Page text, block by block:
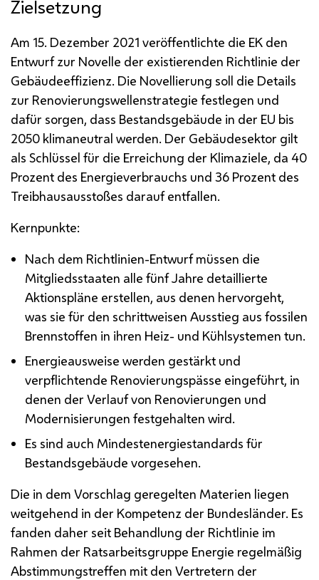
Zielsetzung
Am 15. Dezember 2021 veröffentlichte die EK den
Entwurf zur Novelle der existierenden Richtlinie der
Gebäudeeffizienz. Die Novellierung soll die Details
zur Renovierungswellenstrategie festlegen und
dafür sorgen, dass Bestandsgebäude in der EU bis
2050 klimaneutral werden. Der Gebäudesektor gilt
als Schlüssel für die Erreichung der Klimaziele, da 40
Prozent des Energieverbrauchs und 36 Prozent des
Treibhausausstoßes darauf entfallen.
Kernpunkte:
Nach dem Richtlinien-Entwurf müssen die
Mitgliedsstaaten alle fünf Jahre detaillierte
Aktionspläne erstellen, aus denen hervorgeht,
was sie für den schrittweisen Ausstieg aus fossilen
Brennstoffen in ihren Heiz- und Kühlsystemen tun.
Energieausweise werden gestärkt und
verpflichtende Renovierungspässe eingeführt, in
denen der Verlauf von Renovierungen und
Modernisierungen festgehalten wird.
Es sind auch Mindestenergiestandards für
Bestandsgebäude vorgesehen.
Die in dem Vorschlag geregelten Materien liegen
weitgehend in der Kompetenz der Bundesländer. Es
fanden daher seit Behandlung der Richtlinie im
Rahmen der Ratsarbeitsgruppe Energie regelmäßig
Abstimmungstreffen mit den Vertretern der